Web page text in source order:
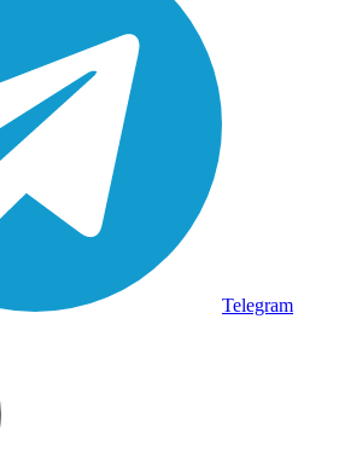
Telegram